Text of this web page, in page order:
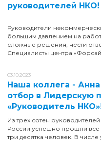
руководителей НКО!
Руководители
большим давлением на
сложные решения, нести
Специалисты центра
03.10.2023
Наша коллега -
отбор в Лидерскую
«Руководитель
Из трех сотен
России успешно прошли все
три десятка человек. В